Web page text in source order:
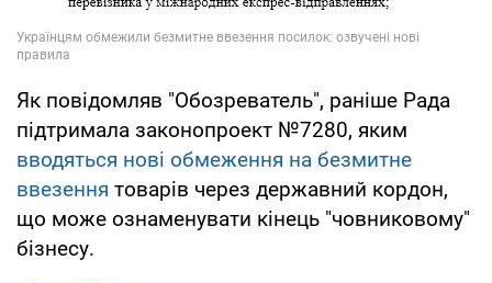
Як повідомляв "Обозреватель", раніше Рада
підтримала законопроект №7280, яким
вводяться нові обмеження на безмитне
ввезення товарів через державний кордон,
що може ознаменувати кінець "човниковому"
бізнесу.